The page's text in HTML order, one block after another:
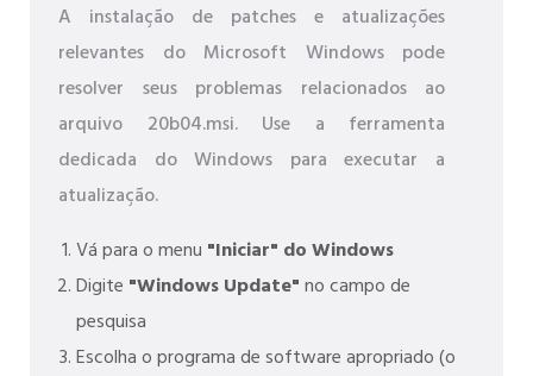
A instalação de patches e atualizações
relevantes do Microsoft Windows pode
resolver seus problemas relacionados ao
arquivo 20b04.msi. Use a ferramenta
dedicada do Windows para executar a
atualização.
Vá para o menu "Iniciar" do Windows
Digite "Windows Update"no campo de
pesquisa
Escolha o programa de software apropriado (o